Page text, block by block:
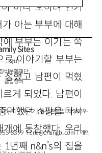
아니 오히려 인기
아는 부부에 대해
부부는 이기는 쪽
로 이야기할 부부는
했고 남편이 먹혔
게 되었다. 남편이
단했던 쇼핑을 다시
에 동참했다. 우리
년째 n&n’s의 집을
Sites
창비
비문화재단
클럽창비
105-81-63672ㅣ통신판매업 : 제 2009-
955-3399 ㅣcnc@changbi.comㅣ개인